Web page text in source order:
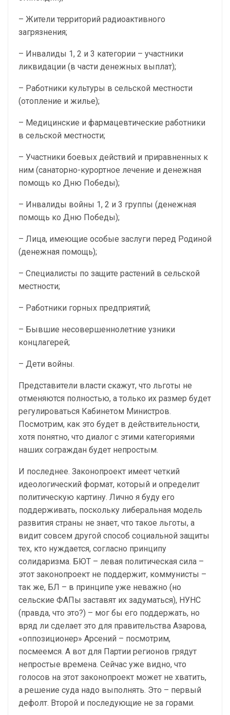
– Жители территорий радиоактивного
загрязнения;
– Инвалиды 1, 2 и 3 категории – участники
ликвидации (в части денежных выплат);
– Работники культуры в сельской местности
(отопление и жилье);
– Медицинские и фармацевтические работники
в сельской местности;
– Участники боевых действий и приравненных к
ним (санаторно-курортное лечение и денежная
помощь ко Дню Победы);
– Инвалиды войны 1, 2 и 3 группы (денежная
помощь ко Дню Победы);
– Лица, имеющие особые заслуги перед Родиной
(денежная помощь);
– Специалисты по защите растений в сельской
местности;
– Работники горных предприятий;
– Бывшие несовершеннолетние узники
концлагерей;
– Дети войны.
Представители власти скажут, что льготы не
отменяются полностью, а только их размер будет
регулироваться Кабинетом Министров.
Посмотрим, как это будет в действительности,
хотя понятно, что диалог с этими категориями
наших сограждан будет непростым.
И последнее. Законопроект имеет четкий
идеологический формат, который и определит
политическую картину. Лично я буду его
поддерживать, поскольку либеральная модель
развития страны не знает, что такое льготы, а
видит совсем другой способ социальной защиты
тех, кто нуждается, согласно принципу
солидаризма. БЮТ – левая политическая сила –
этот законопроект не поддержит, коммунисты –
так же, БЛ – в принципе уже неважно (но
сельские ФАПы заставят их задуматься), НУНС
(правда, что это?) – мог бы его поддержать, но
вряд ли сделает это для правительства Азарова,
«оппозиционер» Арсений – посмотрим,
посмеемся. А вот для Партии регионов грядут
непростые времена. Сейчас уже видно, что
голосов на этот законопроект может не хватить,
а решение суда надо выполнять. Это – первый
дефолт. Второй и последующие не за горами.